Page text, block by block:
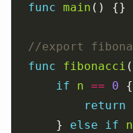
func main
func
fibonacci (
if
n == 0
return
	}
else if n